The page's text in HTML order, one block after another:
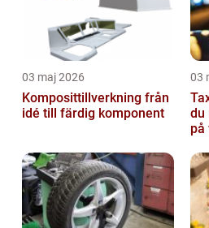
03 maj 2026
Komposittillverkning från
idé till färdig komponent
03
Taxi
du
på